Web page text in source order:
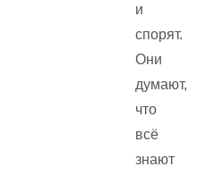
и
спорят.
Они
думают,
что
всё
знают